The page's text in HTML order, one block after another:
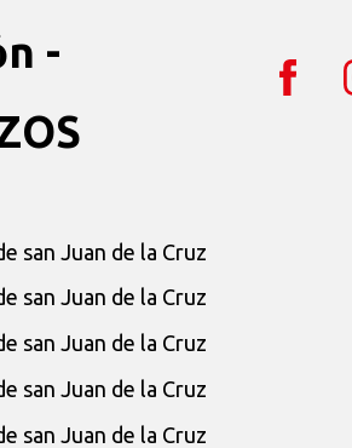
-
san Juan de la Cruz
san Juan de la Cruz
san Juan de la Cruz
san Juan de la Cruz
san Juan de la Cruz